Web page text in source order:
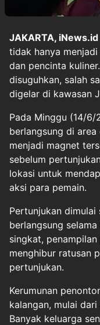
JAKARTA, iNews.id
tidak hanya
dan pencinta
disuguhkan, salah
digelar di kawasan
Pada Minggu (14/
berlangsung di
menjadi magnet
sebelum
lokasi untuk
aksi para pemain.
Pertunjukan dimulai
berlangsung
singkat,
menghibur ratusan
pertunjukan.
Kerumunan
kalangan, mulai
Banyak keluarga